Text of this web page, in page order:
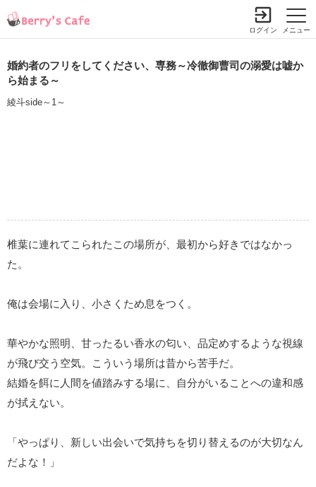
メニュー
ログイン
婚約者のフリをしてください、専務～冷徹御曹司の溺愛は嘘か
ら始まる～
綾斗side～1～
椎葉に連れてこられたこの場所が、最初から好きではなかっ
た。
俺は会場に入り、小さくため息をつく。
華やかな照明、甘ったるい香水の匂い、品定めするような視線
が飛び交う空気。こういう場所は昔から苦手だ。
結婚を餌に人間を値踏みする場に、自分がいることへの違和感
が拭えない。
「やっぱり、新しい出会いで気持ちを切り替えるのが大切なん
だよな！」